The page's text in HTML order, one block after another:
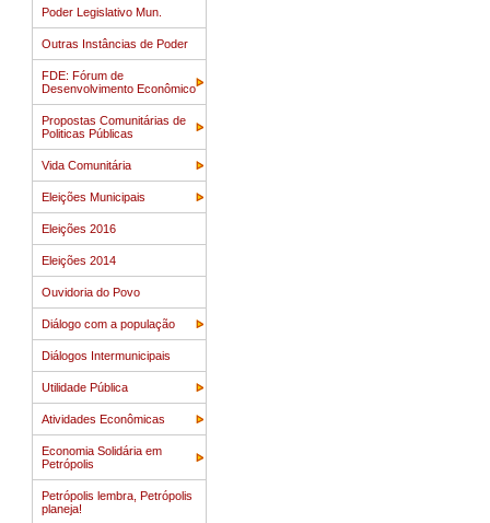
Poder Legislativo Mun.
Outras Instâncias de Poder
FDE: Fórum de
Desenvolvimento Econômico
Propostas Comunitárias de
Politicas Públicas
Vida Comunitária
Eleições Municipais
Eleições 2016
Eleições 2014
Ouvidoria do Povo
Diálogo com a população
Diálogos Intermunicipais
Utilidade Pública
Atividades Econômicas
Economia Solidária em
Petrópolis
Petrópolis lembra, Petrópolis
planeja!